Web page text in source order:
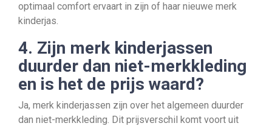
optimaal comfort ervaart in zijn of haar nieuwe merk
kinderjas.
4. Zijn merk kinderjassen
duurder dan niet-merkkleding
en is het de prijs waard?
Ja, merk kinderjassen zijn over het algemeen duurder
dan niet-merkkleding. Dit prijsverschil komt voort uit